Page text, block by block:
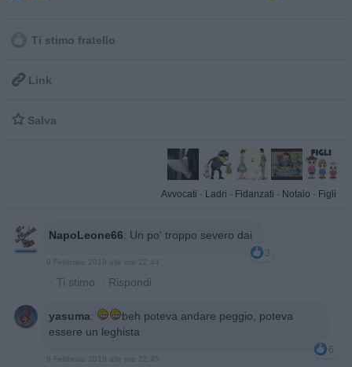
Ti stimo fratello
 Link
 Salva
Avvocati · Ladri · Fidanzati · Notaio · Figli
NapoLeone66: Un po' troppo severo dai
3
9 Febbraio 2019 alle ore 22:44
· Ti stimo · Rispondi
yasuma:
beh poteva andare peggio, poteva
essere un leghista
6
9 Febbraio 2019 alle ore 22:45